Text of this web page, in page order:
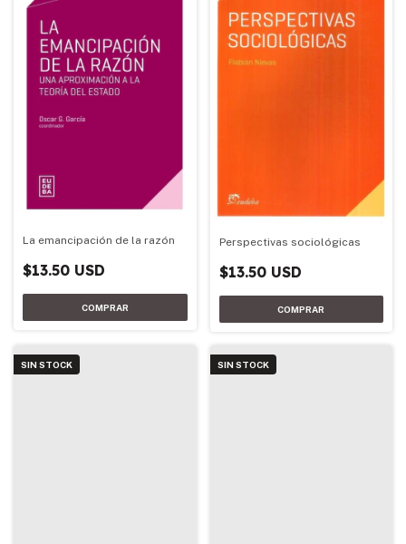
La emancipación de la razón
$13.50 USD
Perspectivas sociológicas
$13.50 USD
SIN STOCK SIN STOCK